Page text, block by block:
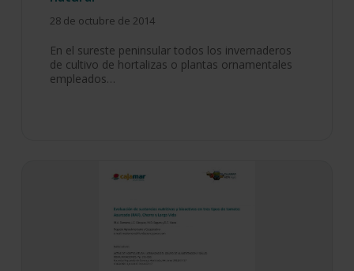
28 de octubre de 2014
En el sureste peninsular todos los invernaderos
de cultivo de hortalizas o plantas ornamentales
empleados…